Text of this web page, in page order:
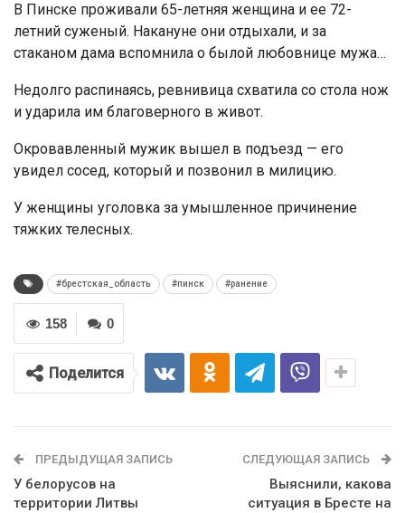
В Пинске проживали 65-летняя женщина и ее 72-
летний суженый. Накануне они отдыхали, и за
стаканом дама вспомнила о былой любовнице мужа…
Недолго распинаясь, ревнивица схватила со стола нож
и ударила им благоверного в живот.
Окровавленный мужик вышел в подъезд — его
увидел сосед, который и позвонил в милицию.
У женщины уголовка за умышленное причинение
тяжких телесных.
#брестская_область #пинск #ранение
0
158
Поделится
ПРЕДЫДУЩАЯ ЗАПИСЬ
У белорусов на
территории Литвы
СЛЕДУЮЩАЯ ЗАПИСЬ
Выяснили, какова
ситуация в Бресте на